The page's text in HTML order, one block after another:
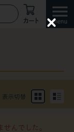
カート
表示切替
んでした。
C